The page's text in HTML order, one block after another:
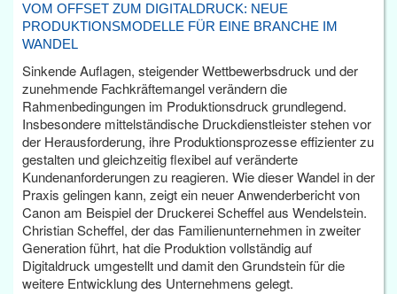
VOM OFFSET ZUM DIGITALDRUCK: NEUE
PRODUKTIONSMODELLE FÜR EINE BRANCHE IM
WANDEL
Sinkende Auflagen, steigender Wettbewerbsdruck und der
zunehmende Fachkräftemangel verändern die
Rahmenbedingungen im Produktionsdruck grundlegend.
Insbesondere mittelständische Druckdienstleister stehen vor
der Herausforderung, ihre Produktionsprozesse effizienter zu
gestalten und gleichzeitig flexibel auf veränderte
Kundenanforderungen zu reagieren. Wie dieser Wandel in der
Praxis gelingen kann, zeigt ein neuer Anwenderbericht von
Canon am Beispiel der Druckerei Scheffel aus Wendelstein.
Christian Scheffel, der das Familienunternehmen in zweiter
Generation führt, hat die Produktion vollständig auf
Digitaldruck umgestellt und damit den Grundstein für die
weitere Entwicklung des Unternehmens gelegt.